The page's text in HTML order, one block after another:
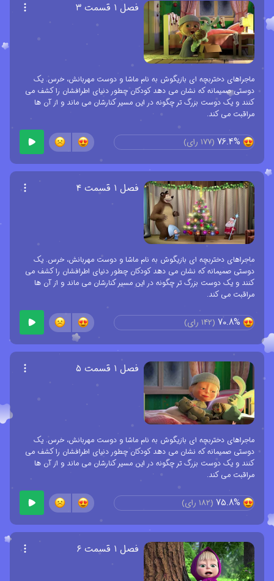
فصل ۱ قسمت ۳
ماجراهای دختربچه ای بازیگوش به نام ماشا و دوست مهربانش، خرس. یک
دوستی صمیمانه که نشان می دهد کودکان چطور دنیای اطرافشان را کشف می
کنند و یک دوست بزرگ تر چگونه در این مسیر کنارشان می ماند و از آن ها
مراقبت می کند.
76.4%
(
177 رای)
فصل ۱ قسمت ۴
ماجراهای دختربچه ای بازیگوش به نام ماشا و دوست مهربانش، خرس. یک
دوستی صمیمانه که نشان می دهد کودکان چطور دنیای اطرافشان را کشف می
کنند و یک دوست بزرگ تر چگونه در این مسیر کنارشان می ماند و از آن ها
مراقبت می کند.
70.8%
(
142 رای)
فصل ۱ قسمت ۵
ماجراهای دختربچه ای بازیگوش به نام ماشا و دوست مهربانش، خرس. یک
دوستی صمیمانه که نشان می دهد کودکان چطور دنیای اطرافشان را کشف می
کنند و یک دوست بزرگ تر چگونه در این مسیر کنارشان می ماند و از آن ها
مراقبت می کند.
75.8%
(
182 رای)
فصل ۱ قسمت ۶